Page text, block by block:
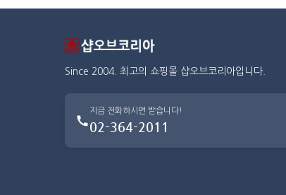
Since 2004. 최고의 쇼핑몰 샵오브코리아입니다.
지금 전화하시면 받습니다!
02-364-2011